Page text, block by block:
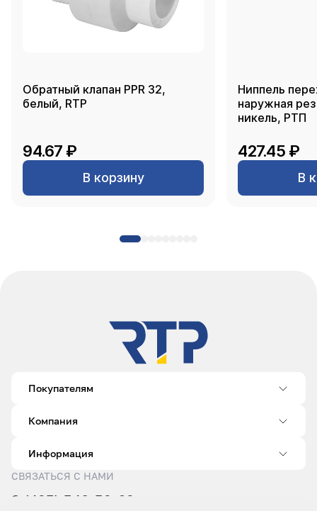
Обратный клапан PPR 32,
белый, RTP
94.67 ₽
В корзину
Ниппель
наружная
никель, РТП
427.45 ₽
В
Покупателям
Компания
Информация
СВЯЗАТЬСЯ С НАМИ
8 (495) 540-52-62